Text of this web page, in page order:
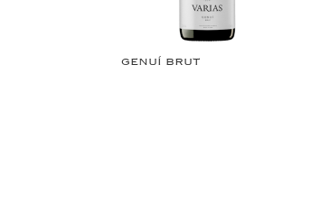
GENUÍ BRUT